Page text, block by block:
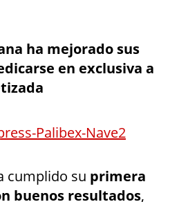
ha mejorado sus
en exclusiva a
cumplido su primera
buenos resultados,